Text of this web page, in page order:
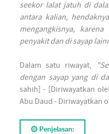
seekor lalat jatuh di
antara kalian,
mengangkisnya,
penyakit dan di sayap
Dalam satu riwayat,
dengan sayap yang di
sahih] - [Diriwayatkan
Abu Daud - Diriwayatkan
۞ Penjelasan: